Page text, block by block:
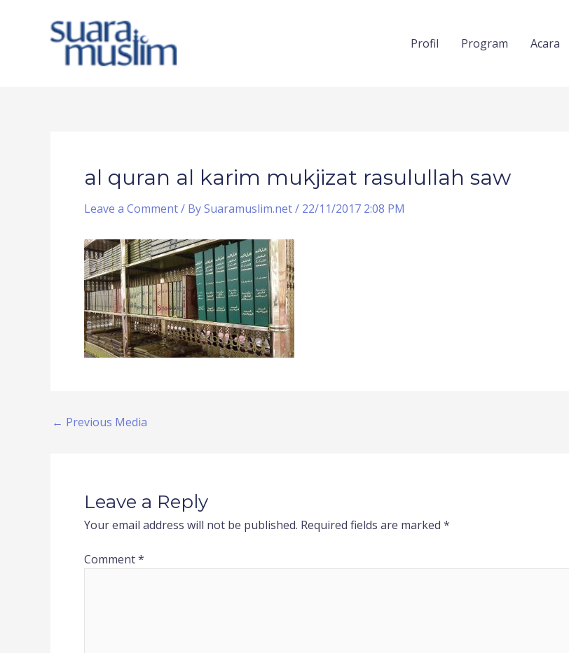
Profil Program Acara
al quran al karim mukjizat rasulullah saw
Leave a Comment/ BySuaramuslim.net/ 22/11/2017 2:08 PM
← Previous Media
Leave a Reply
Your email address will not be published. Required fields are marked *
Comment*